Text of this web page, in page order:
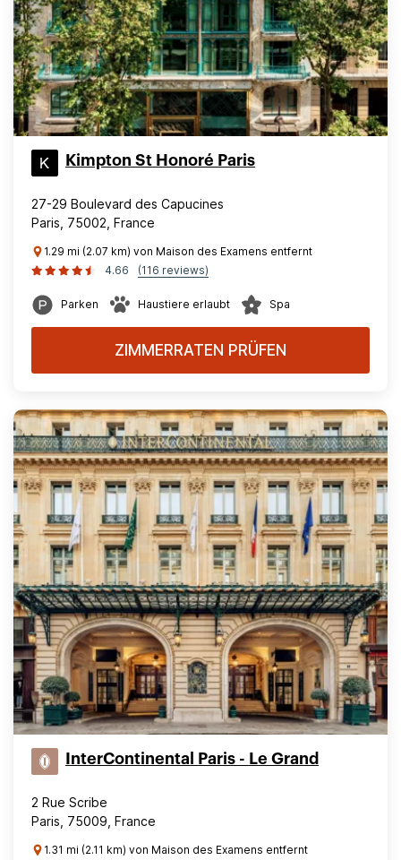
Kimpton St Honoré Paris
27-29 Boulevard des Capucines
Paris, 75002, France
1.29 mi (2.07 km) von Maison des Examens entfernt
4.66
(116 reviews)
Parken Haustiere erlaubt Spa
ZIMMERRATEN PRÜFEN
InterContinental Paris - Le Grand
2 Rue Scribe
Paris, 75009, France
1.31 mi (2.11 km) von Maison des Examens entfernt